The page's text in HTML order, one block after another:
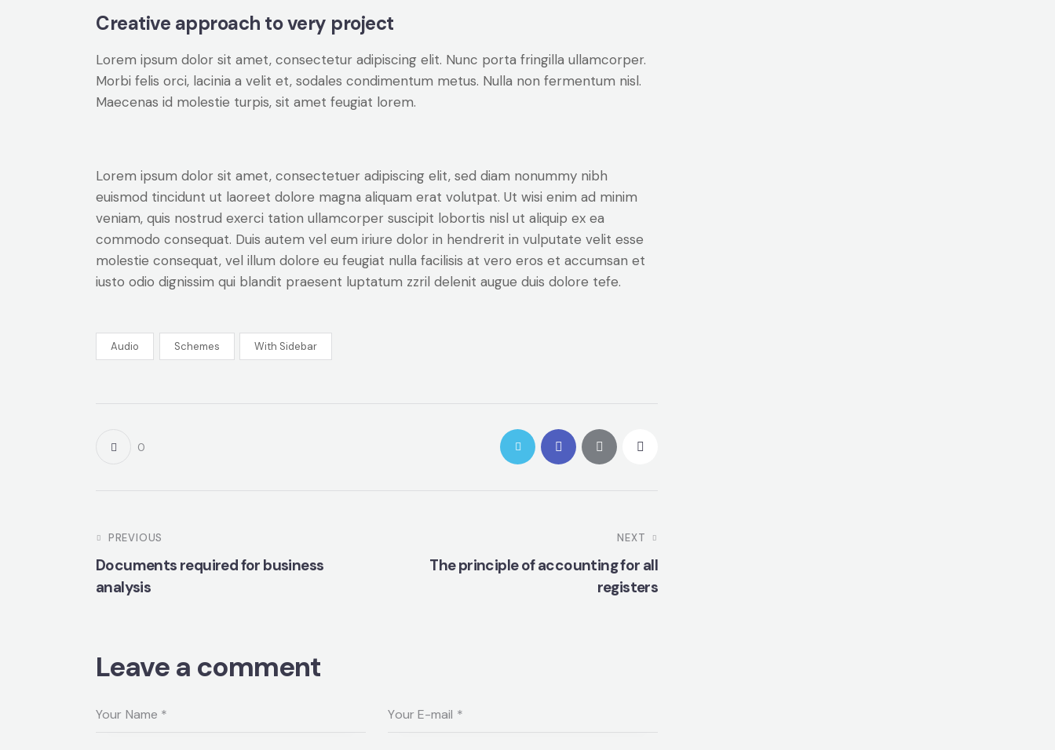
Creative approach to very project
Lorem ipsum dolor sit amet, consectetur adipiscing elit. Nunc porta fringilla ullamcorper.
Morbi felis orci, lacinia a velit et, sodales condimentum metus. Nulla non fermentum nisl.
Maecenas id molestie turpis, sit amet feugiat lorem.
Lorem ipsum dolor sit amet, consectetuer adipiscing elit, sed diam nonummy nibh
euismod tincidunt ut laoreet dolore magna aliquam erat volutpat. Ut wisi enim ad minim
veniam, quis nostrud exerci tation ullamcorper suscipit lobortis nisl ut aliquip ex ea
commodo consequat. Duis autem vel eum iriure dolor in hendrerit in vulputate velit esse
molestie consequat, vel illum dolore eu feugiat nulla facilisis at vero eros et accumsan et
iusto odio dignissim qui blandit praesent luptatum zzril delenit augue duis dolore tefe.
Audio Schemes With Sidebar
0
PREVIOUS
Documents required for business
analysis
NEXT
The principle of accounting for all
registers
Leave a comment